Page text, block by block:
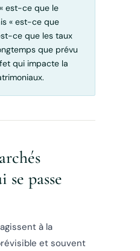
est-ce que le
« est-ce que
ce que les taux
que prévu
qui impacte la
passe
à la
et souvent